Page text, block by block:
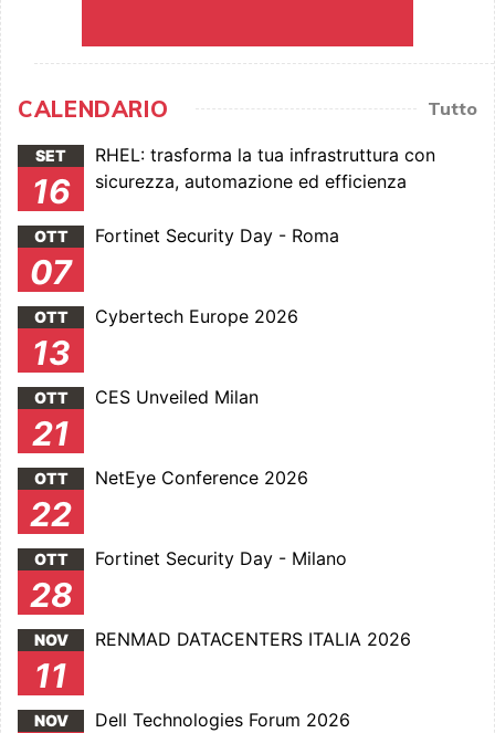
CALENDARIO Tutto
SET
16
RHEL: trasforma la tua infrastruttura con
sicurezza, automazione ed efficienza
OTT
07
Fortinet Security Day - Roma
OTT
13
Cybertech Europe 2026
OTT
21
CES Unveiled Milan
OTT
22
NetEye Conference 2026
OTT
28
Fortinet Security Day - Milano
NOV
11
RENMAD DATACENTERS ITALIA 2026
NOV Dell Technologies Forum 2026